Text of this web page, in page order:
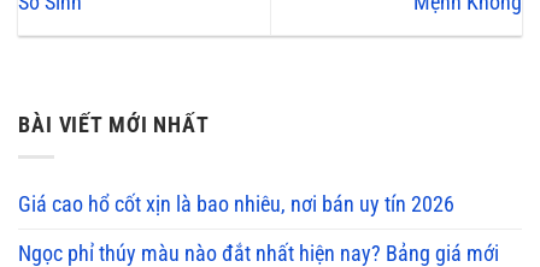
BÀI VIẾT MỚI NHẤT
Giá cao hổ cốt xịn là bao nhiêu, nơi bán uy tín 2026
Ngọc phỉ thúy màu nào đắt nhất hiện nay? Bảng giá mới